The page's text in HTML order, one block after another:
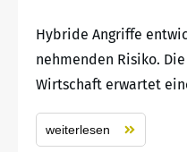
Hybride Angriffe
nehmenden Risiko.
Wirtschaft erwartet
weiterlesen